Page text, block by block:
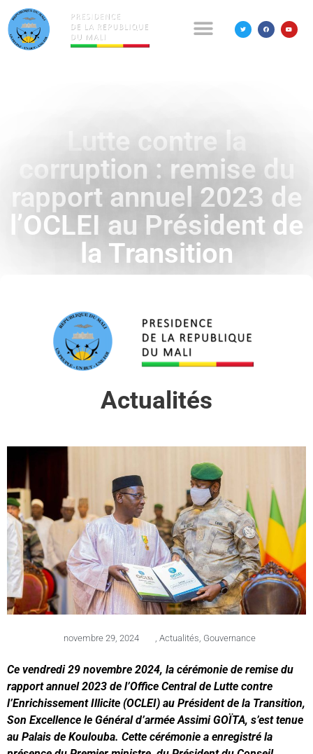
Lutte contre la
corruption : remise du
rapport annuel 2023 de
l’OCLEI au Président de
la Transition
Actualités
novembre 29, 2024 , Actualités, Gouvernance
Ce vendredi 29 novembre 2024, la cérémonie de remise du
rapport annuel 2023 de l’Office Central de Lutte contre
l’Enrichissement Illicite (OCLEI) au Président de la Transition,
Son Excellence le Général d’armée Assimi GOÏTA, s’est tenue
au Palais de Koulouba. Cette cérémonie a enregistré la